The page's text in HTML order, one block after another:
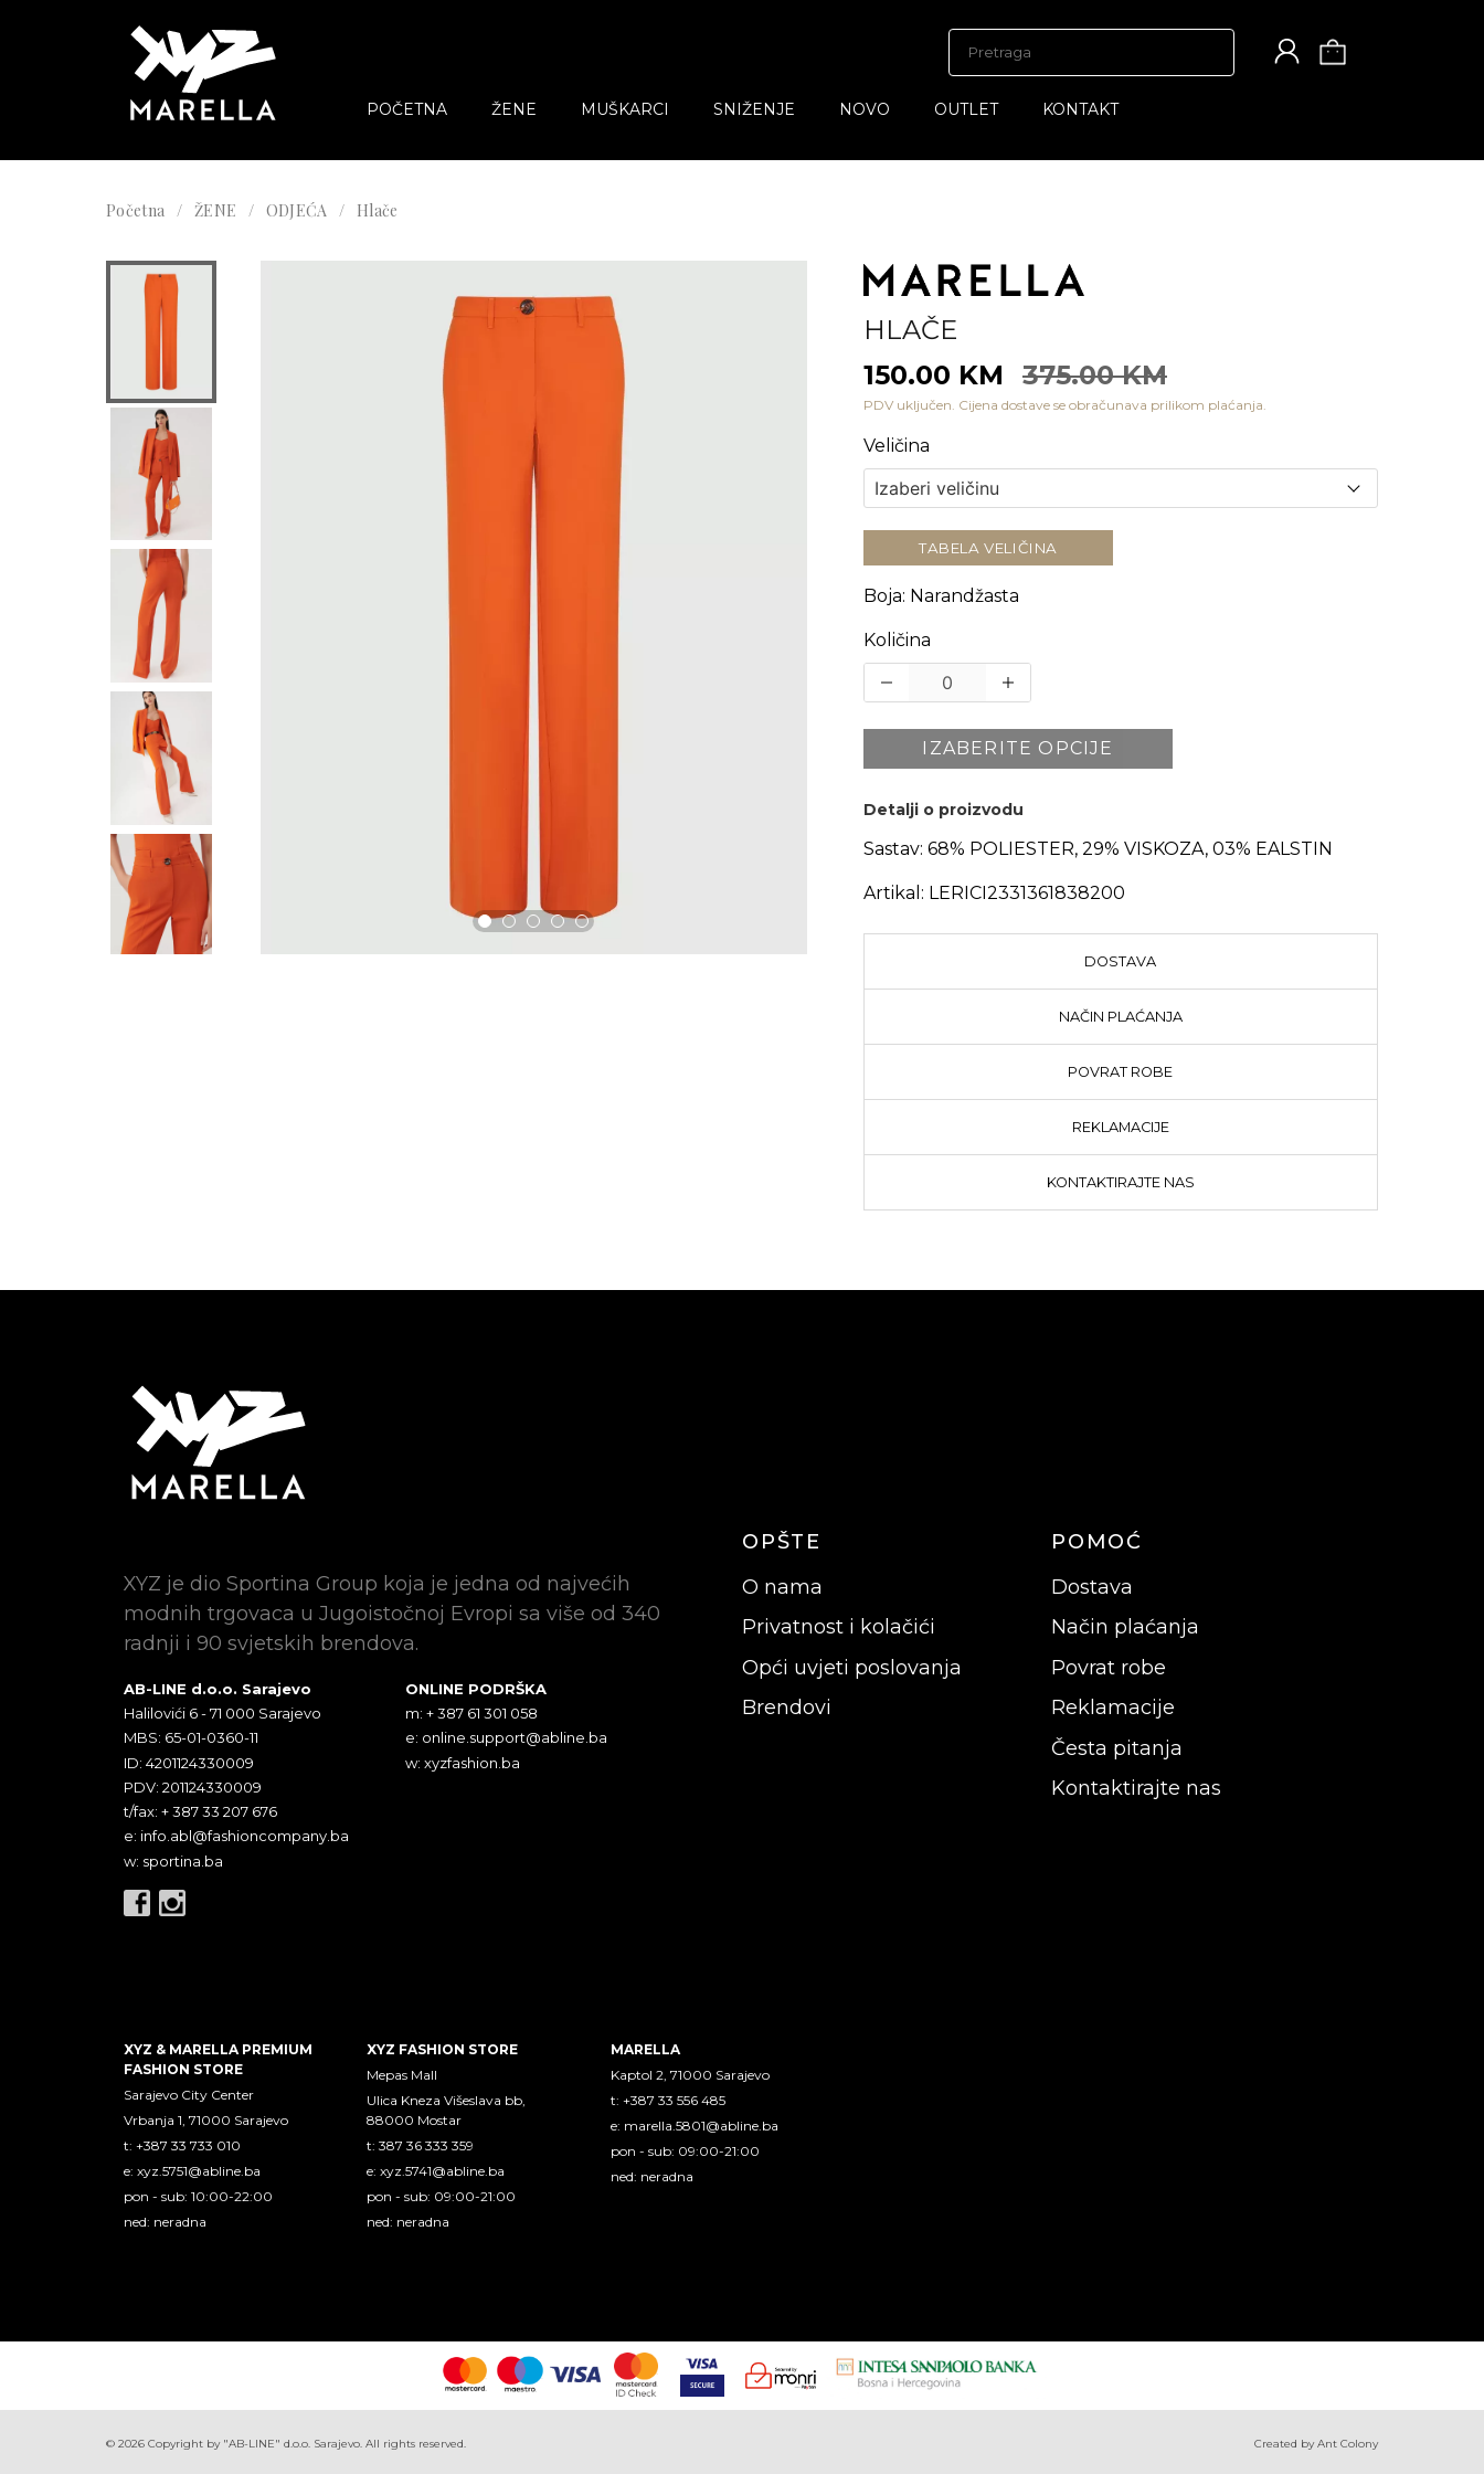
POČETNA ŽENE MUŠKARCI SNIŽENJE NOVO OUTLET KONTAKT
Početna ŽENE ODJEĆA Hlače
HLAČE
150.00 KM
375.00 KM
PDV uključen. Cijena dostave se obračunava prilikom plaćanja.
Veličina
TABELA VELIČINA
Boja: Narandžasta
Količina
IZABERITE OPCIJE
Detalji o proizvodu
Sastav: 68% POLIESTER, 29% VISKOZA, 03% EALSTIN
Artikal: LERICI2331361838200
DOSTAVA
NAČIN PLAĆANJA
POVRAT ROBE
REKLAMACIJE
KONTAKTIRAJTE NAS
XYZ je dio Sportina Group koja je jedna od najvećih
modnih trgovaca u Jugoistočnoj Evropi sa više od 340
radnji i 90 svjetskih brendova.
AB-LINE d.o.o. Sarajevo
Halilovići 6 - 71 000 Sarajevo
MBS: 65-01-0360-11
ID: 4201124330009
PDV: 201124330009
t/fax: + 387 33 207 676
e: info.abl@fashioncompany.ba
w: sportina.ba
ONLINE PODRŠKA
m: + 387 61 301 058
e: online.support@abline.ba
w: xyzfashion.ba
OPŠTE
O nama
Privatnost i kolačići
Opći uvjeti poslovanja
Brendovi
POMOĆ
Dostava
Način plaćanja
Povrat robe
Reklamacije
Česta pitanja
Kontaktirajte nas
XYZ & MARELLA PREMIUM
FASHION STORE
Sarajevo City Center
Vrbanja 1, 71000 Sarajevo
t: +387 33 733 010
e: xyz.5751@abline.ba
pon - sub: 10:00-22:00
ned: neradna
XYZ FASHION STORE
Mepas Mall
Ulica Kneza Višeslava bb,
88000 Mostar
t: 387 36 333 359
e:xyz.5741@abline.ba
pon - sub: 09:00-21:00
ned: neradna
MARELLA
Kaptol 2, 71000 Sarajevo
t: +387 33 556 485
e: marella.5801@abline.ba
pon - sub: 09:00-21:00
ned: neradna
© 2026 Copyright by "AB-LINE" d.o.o. Sarajevo. All rights reserved. Created by Ant Colony